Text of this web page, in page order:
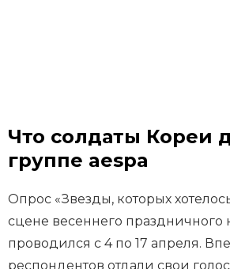
Что солдаты Кореи
группе aespa
Опрос «Звезды, которых
сцене весеннего праздничного
проводился с 4 по 17 апреля.
респондентов отдали свои